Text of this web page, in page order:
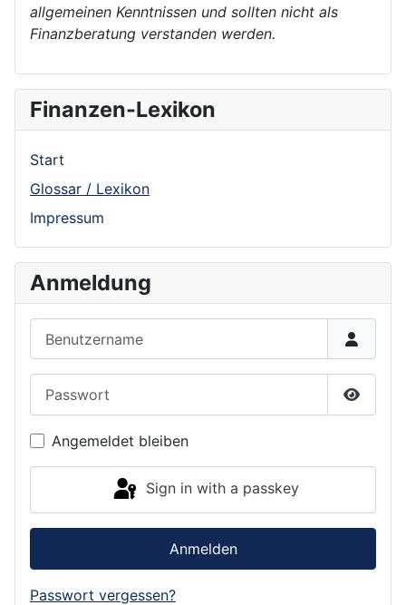
allgemeinen Kenntnissen und sollten nicht als
Finanzberatung verstanden werden.
Finanzen-Lexikon
Start
Glossar / Lexikon
Impressum
Anmeldung
Show
Angemeldet bleiben
Sign in with a passkey
Anmelden
Passwort vergessen?